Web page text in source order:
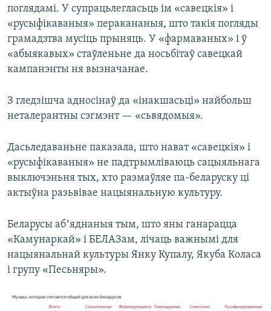
поглядамі. У супрацьлегласьць ім «савецкія» і
«русыфікаваныя» перакананыя, што такія погляды
грамадзтва мусіць прыняць. У «фармаваных» і ў
«абыякавых» стаўленьне да носьбітаў савецкай
кампанэнты ня вызначанае.
З гледзішча адносінаў да «інакшасьці» найбольш
неталерантны сэгмэнт — «сьвядомыя».
Дасьледаваньне паказала, што нават «савецкія» і
«русыфікаваныя» не падтрымліваюць сацыяльнага
выключэньня тых, хто размаўляе па-беларуску ці
актыўна разьвівае нацыянальную культуру.
Беларусы абʼяднаныя тым, што яны ганарацца
«Камунаркай» і БЕЛАЗам, лічаць важнымі для
нацыянальнай культуры Янку Купалу, Якуба Коласа
і групу «Песьняры».